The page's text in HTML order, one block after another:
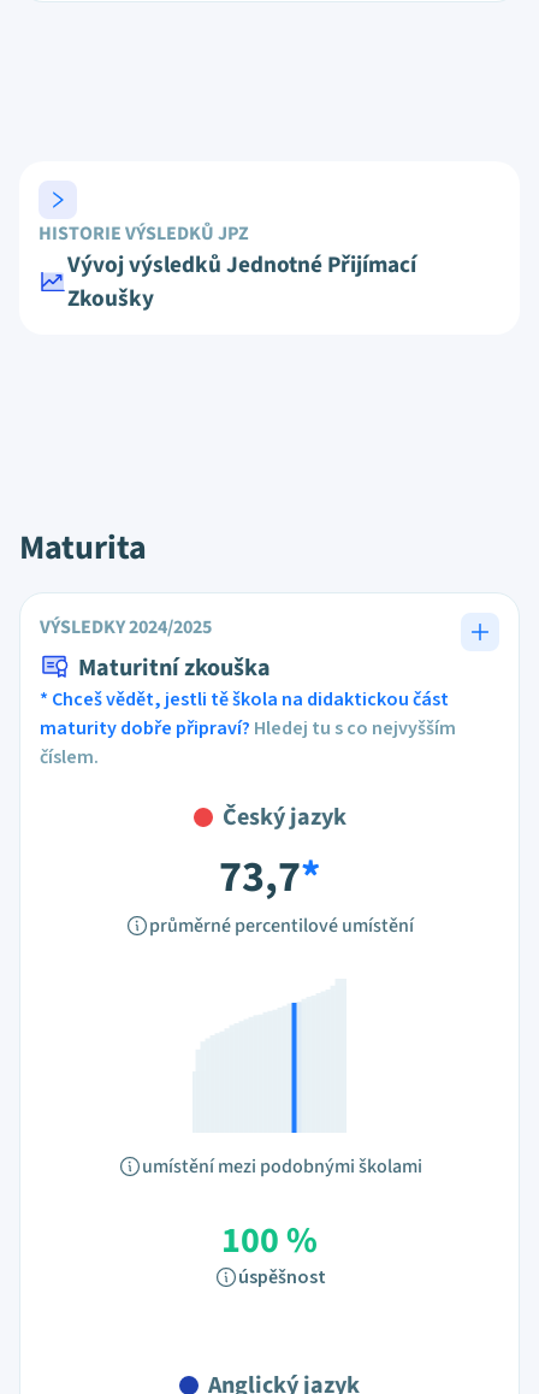
HISTORIE VÝSLEDKŮ JPZ
Vývoj výsledků Jednotné Přijímací
Zkoušky
Maturita
VÝSLEDKY 2024/2025
Maturitní zkouška
* Chceš vědět, jestli tě škola na didaktickou část
maturity dobře připraví? Hledej tu s co nejvyšším
číslem.
Český jazyk
73,7*
průměrné percentilové umístění
umístění mezi podobnými školami
100 %
úspěšnost
Anglický jazyk